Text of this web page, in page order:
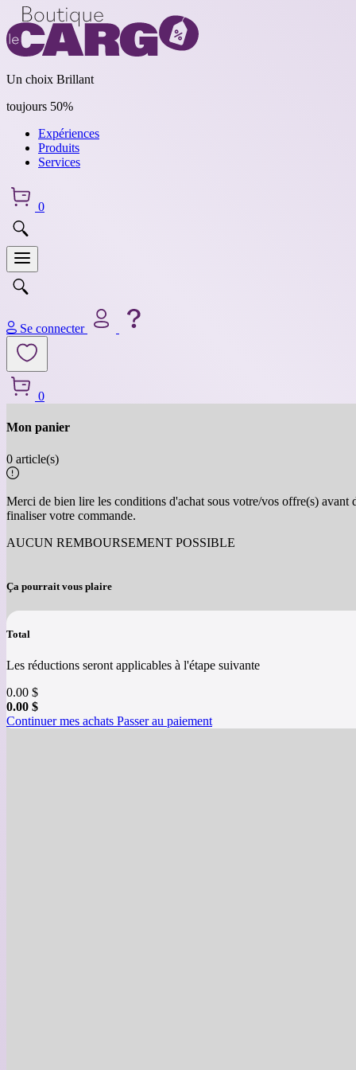
Un choix Brillant
toujours 50%
Expériences
Produits
Services
0
Se connecter
0
Mon panier
0 article(s)
Merci de bien lire les conditions d'achat sous votre/vos offre(s) avant
finaliser votre commande.
AUCUN REMBOURSEMENT POSSIBLE
Ça pourrait vous plaire
Total
Les réductions seront applicables à l'étape suivante
0.00 $
0.00 $
Continuer mes achats Passer au paiement
sur
commande lors de
manquer de nos
Promotions
Abonnez-vous à nos